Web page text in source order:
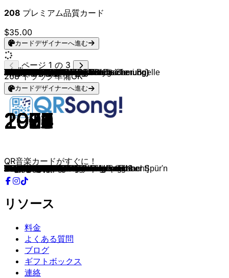
208 プレミアム品質カード
$35.00
カードデザイナーへ進む
Dimitri Vegas & Like Mike
2023
Thank You
DJ Ötzi & Marc Pircher
2006
7 Sünden
Die Draufgänger
2018
Die Hektar hat 2.0
Lorenz Büffel
2016
Johnny Däpp
Dorfrocker
2009
Vogelbeerbaum
Spider Murphy Gang
1981
Schickeria
Spider Murphy Gang
1982
Skandal im Sperrbezirk
Münchener Freiheit
1985
Ohne Dich
FiNCH
2018
Abfahrt
FiNCH & SDP
2024
Abenteuerland
Seppli MC
2018
Ueli Vuitton
SDP, Sido
2012
Die Nacht von Freitag auf Montag
Zombie Nation
1999
Kernkraft 400
Jaden Bojsen, David Guetta & Sami Brielle
2024
Let's Go
Seiler und Speer
2015
Ham kummst
Die Atzen
2009
Das geht ab [wir feiern die ganze Nacht]
Höhner
2005
Wenn nicht jetzt, wann dann?
Jürgen Drews
1976
Ein Bett Im Kornfeld
Andreas Gabalier
2015
Hulapalu
Helene Fischer
2017
Herzbeben
Die Atzen
2010
Disco Pogo
K2
1994
Der Berg ruft
Blümchen
1995
Herz an Herz
Peter Wackel
2014
Schwarze Natascha
Puhdys
1997
Hey, Wir Woll'n Die Eisbär'n Sehn
Hubert Kah
1982
Sternenhimmel
DJ Ötzi
2021
Der hellste Stern
Matthias Reim
1990
Verdammt Ich lieb' dich
Helene Fischer
2013
Atemlos Durch Die Nacht
Udo Jürgens
1974
Griechischer Wein
Howard Carpendale
1977
Ti Amo
Marianne Rosenberg
1975
Er gehört zu mir
Die Randfichten
2004
Lebt denn der alte Holzmichl noch?
Klaus & Klaus
1984
An Der Nordseeküste
Klaus & Klaus
1988
Der Eiermann
Troglauer
2010
Haberfeldtreiber
Troglauer
2012
Rasenmäher
Andreas Gabalier
2013
Zuckerpuppen
Die Toten Hosen
1996
Zehn kleine Jägermeister
Die Toten Hosen
1983
Eisgekühlter Bommerlunder
Schürzenjäger
1991
Der Jodelautomat
Dorfrocker
2012
Dorfkind
Josh.
2018
Cordula Grün
Tim Toupet & Troglauer
2010
Bobfahrerlied
AlpenRebellen
1996
Rock mi
Die jungen Zillertaler
2009
Drobn aufm Berg
Mickie Krause
2019
Eine Woche wach
Mickie Krause
2014
Geh mal Bier hol'n
D´Hundskrippln & Riegler Hias
2016
Gloana Bauer
Isi Glück
2018
Das Leben ist ne Party
Lorenz Büffel
2016
Johnny Däpp
Falco
1985
Rock Me Amadeus
Münchener Freiheit
1986
Tausendmal Du
Münchener Freiheit
1987
Solang man Träume noch leben kann
Roland Kaiser
1984
Joana
Roland Kaiser & Andrea Berg
2013
Dich zu lieben
HBz
2023
Griechischer Wein
Zillertaler Schürzenjäger
1987
Zillertaler Hochzeitsmarsch
Zillertaler Schürzenjäger
1991
Der Jodelautomat
HBz, STEVIO & 2 Engel & Charlie
2024
Geiles Leben
HBz, IOMMI & MYT
2024
Babylon Brennt
HBz
2022
Gästeliste +1
DJ Ötzi & Nik P.
2007
Ein Stern
DJ Ötzi
1999
Anton aus Tirol
Nik P.
1997
Gloria
Oimara
2024
Wackelkontakt
Geier Sturzflug
1984
Pure Lust am Leben
S.T.S
1984
Fürstenfeld
Henry Valentino
1977
Im Wagen vor mir
Mickie Krause
2003
Reiß die Hütte ab!
EAV (Erste Allgemeine Verunsicherung)
1985
Ba-Ba Banküberfall
EAV (Erste Allgemeine Verunsicherung)
1986
Fata Morgana
EAV (Erste Allgemeine Verunsicherung)
1986
Märchenprinz
Frank Zander
1989
Hier kommt Kurt
Dieter Thomas Kuhn & Band
1994
Über den Wolken
Dieter Thomas Kuhn & Band
1998
Sag mir quando, sag mir wann
Pur
1991
Lena
Die Doofen
1995
MIEF!
Udo Jürgens
1977
Mit 66 Jahren
Zlatko & Jürgen
2000
Großer Bruder
Die Ärzte
1988
Westerland
Die Ärzte
1998
Männer sind Schweine
Helene Fischer
2008
Ich Will Immer Wieder... Dieses Fieber Spür'n
Andrea Berg
1995
Die Gefühle haben Schweigepflicht
Das Stoakogler Trio
1992
Steirermen San Very Good
Klostertaler
2007
Her mit meinen Hennen
Roland Kaiser & Maite Kelly
2014
Warum hast Du nicht nein gesagt
Schürzenjäger
1991
Schürzenjägerzeit
Peter Wackel
2017
Ich verkaufe meinen Körper
Kerstin Ott
2016
Scheissmelodie
Höhner
2014
Steh auf, mach laut!
Mia Julia
2015
Mallorca
Tobee
2017
Helikopter 117
Kerstin Ott
2005
Die immer lacht
Höhner
2004
Viva Colonia
Höhner
2022
Prinzessin
EAV (Erste Allgemeine Verunsicherung)
1998
Drei weiße Tauben
Die Flippers
2009
Wir sagen danke schön
David Guetta (feat. Sia)
2011
Titanium
David Guetta, Bebe Rexha
2022
I'm Good
ページ 1 の 3
208トラック準備OK
カードデザイナーへ進む
QR音楽カードがすぐに！
リソース
料金
よくある質問
ブログ
ギフトボックス
連絡